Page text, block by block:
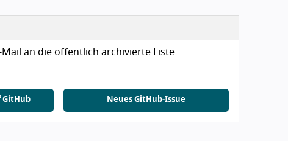
an die öffentlich archivierte Liste
GitHub Neues GitHub-Issue